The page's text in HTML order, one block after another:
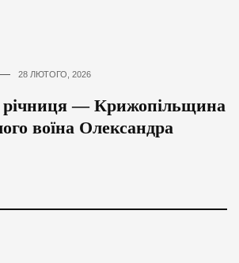
28 ЛЮТОГО, 2026
річниця — Крижопільщина
воїна Олександра